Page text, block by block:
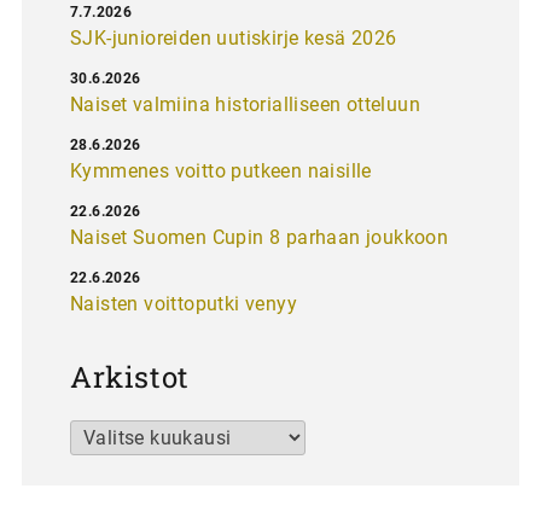
SJK-junioreiden uutiskirje kesä 2026
7.7.2026
Naiset valmiina historialliseen otteluun
30.6.2026
Kymmenes voitto putkeen naisille
28.6.2026
Naiset Suomen Cupin 8 parhaan joukkoon
22.6.2026
Naisten voittoputki venyy
22.6.2026
Arkistot
Arkistot